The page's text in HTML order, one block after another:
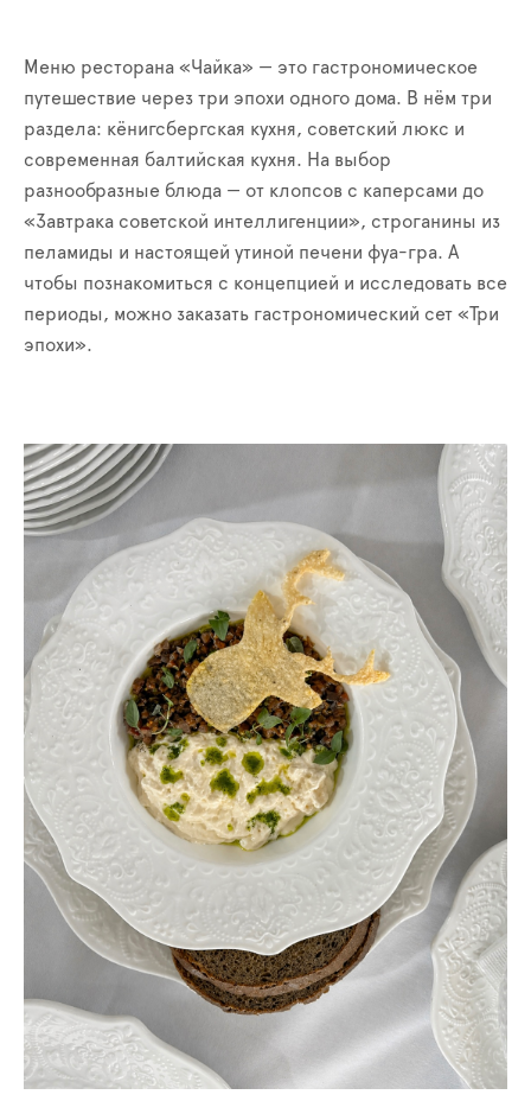
Меню ресторана «Чайка» — это гастрономическое
путешествие через три эпохи одного дома. В нём три
раздела: кёнигсбергская кухня, советский люкс и
современная балтийская кухня. На выбор
разнообразные блюда — от клопсов с каперсами до
«Завтрака советской интеллигенции», строганины из
пеламиды и настоящей утиной печени фуа-гра. А
чтобы познакомиться с концепцией и исследовать все
периоды, можно заказать гастрономический сет «Три
эпохи».